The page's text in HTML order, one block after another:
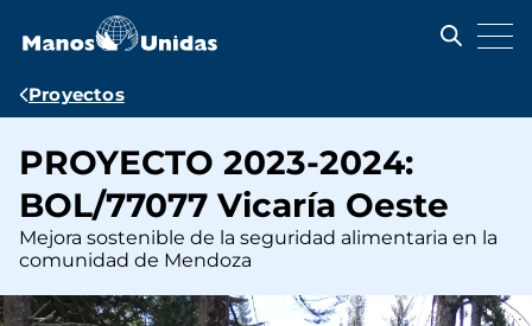
contenido
Ruta
navegación
Proyectos
PROYECTO 2023-2024:
BOL/77077 Vicaría Oeste
Mejora sostenible de la seguridad alimentaria en la
comunidad de Mendoza